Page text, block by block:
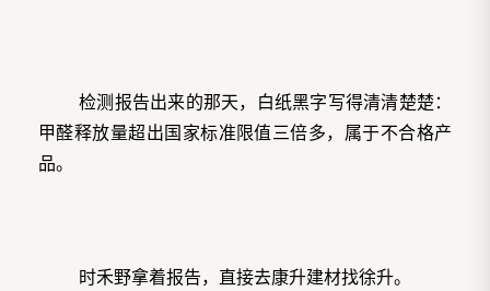
检测报告出来的那天，白纸黑字写得清清楚楚：
甲醛释放量超出国家标准限值三倍多，属于不合格产
品。
时禾野拿着报告，直接去康升建材找徐升。